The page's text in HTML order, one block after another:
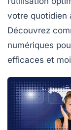
votre quotidien
Découvrez
numériques
efficaces et